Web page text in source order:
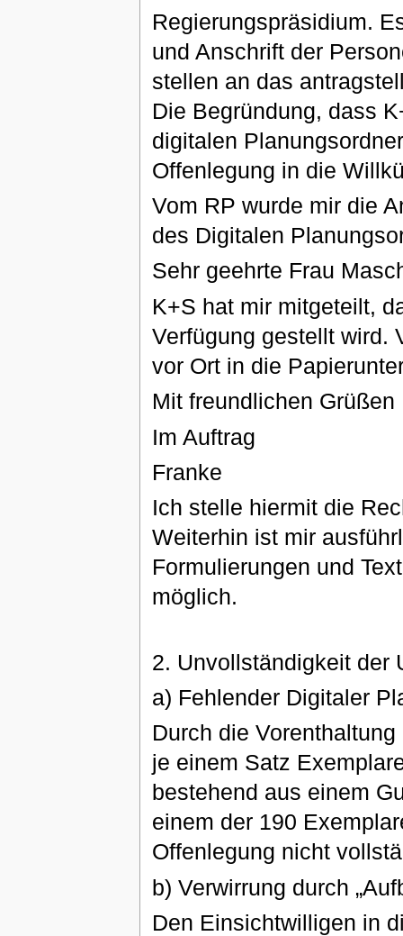
Regierungspräsidium.
und Anschrift der
stellen an das
Die Begründung, dass
digitalen
Offenlegung in die
Vom RP wurde mir die
des Digitalen
Sehr geehrte Frau
K+S hat mir mitgeteilt,
Verfügung gestellt wird.
vor Ort in die
Mit freundlichen Grüßen
Im Auftrag
Franke
Ich stelle hiermit die
Weiterhin ist mir
Formulierungen und
möglich.
2. Unvollständigkeit der
a) Fehlender Digitaler
Durch die
je einem Satz
bestehend aus einem
einem der 190
Offenlegung nicht
b) Verwirrung durch
Den Einsichtwilligen in